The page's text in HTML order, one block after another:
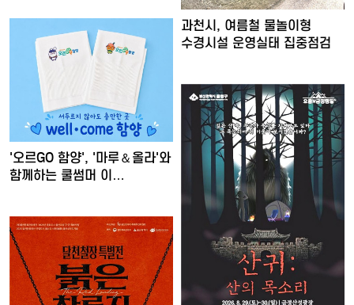
과천시, 여름철 물놀이형
수경시설 운영실태 집중점검
'오르GO 함양', '마루＆올라'와
함께하는 쿨썸머 이…